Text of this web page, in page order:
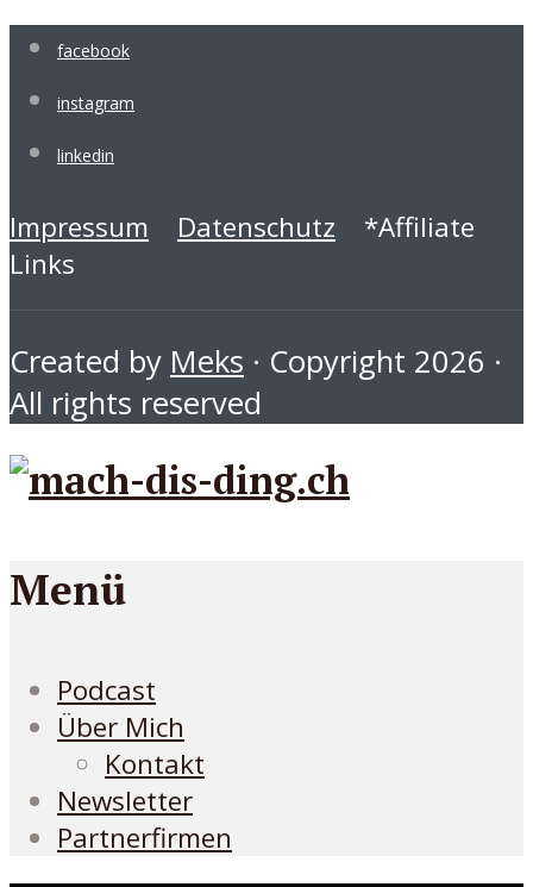
facebook
instagram
linkedin
Impressum Datenschutz *Affiliate
Links
Created by Meks · Copyright 2026 ·
All rights reserved
Menü
Podcast
Über Mich
Kontakt
Newsletter
Partnerfirmen